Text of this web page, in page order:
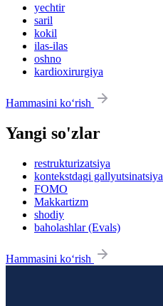
yechtir
saril
kokil
ilas-ilas
oshno
kardioxirurgiya
Hammasini ko‘rish
Yangi so'zlar
restrukturizatsiya
kontekstdagi gallyutsinatsiya
FOMO
Makkartizm
shodiy
baholashlar (Evals)
Hammasini ko‘rish